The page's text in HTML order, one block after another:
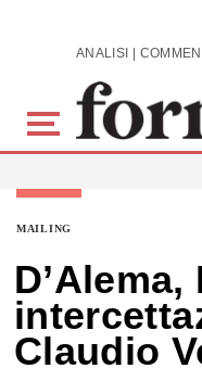
Skip to main content
MAILING
Claudio